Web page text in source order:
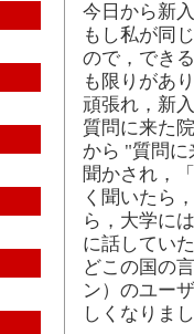
今日から新
もし私が同
ので，でき
も限りがあ
頑張れ，新
質問に来た
から "質問
聞かされ，
く聞いたら
ら，大学に
に話してい
どこの国の
ン）のユー
しくなりま